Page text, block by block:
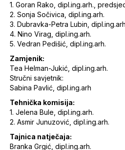
1. Goran Rako, dipl.ing.arh.,
2. Sonja Sočivica, dipl.ing.arh.
3. Dubravka-Petra Lubin,
4. Nino Virag, dipl.ing.arh.
5. Vedran Pedišić, dipl.ing.arh.
Zamjenik:
Tea Helman-Jukić, dipl.ing.arh.
Stručni savjetnik:
Sabina Pavlić, dipl.ing.arh
Tehnička komisija:
1. Jelena Bule, dipl.ing.arh.
2. Asmir Junuzović, dipl.ing.arh.
Tajnica natječaja:
Branka Grgić, dipl.ing.arh.